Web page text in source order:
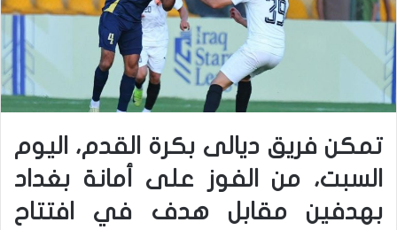
تمكن فريق ديالى بكرة القدم، اليوم
السبت، من الفوز على أمانة بغداد
بهدفين مقابل هدف في افتتاح